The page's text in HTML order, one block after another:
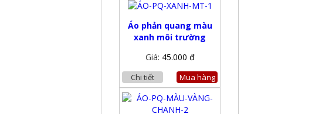
Áo phản quang màu
xanh môi trường
Giá: 45.000 đ
Chi tiết Mua hàng